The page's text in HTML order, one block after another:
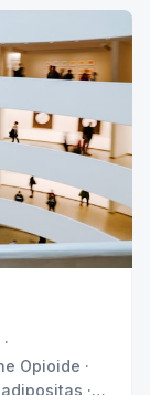
Opioide ·
·